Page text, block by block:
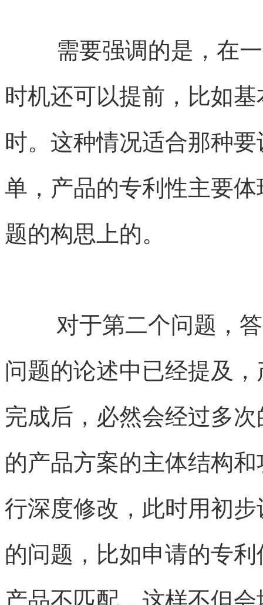
需要强调的是，在
时机还可以提前，比如
时。这种情况适合那种
单，产品的专利性主要
题的构思上的。
对于第二个问题，
问题的论述中已经提及
完成后，必然会经过多
的产品方案的主体结构
行深度修改，此时用初
的问题，比如申请的专